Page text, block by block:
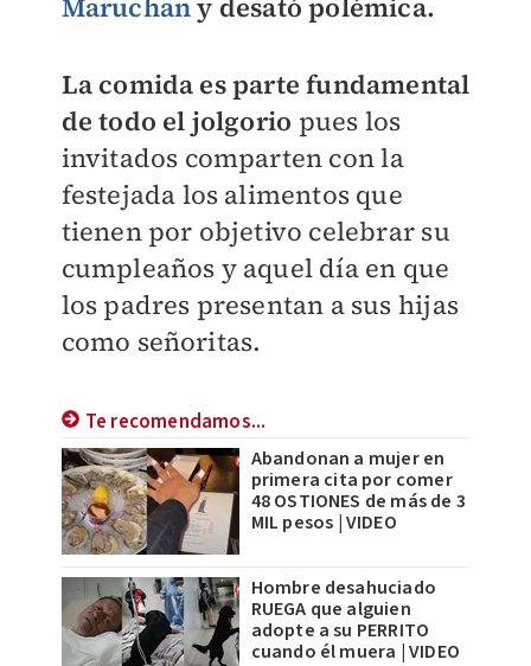
Maruchany desató polémica.
La comida es parte fundamental
de todo el jolgorio pues los
invitados comparten con la
festejada los alimentos que
tienen por objetivo celebrar su
cumpleaños y aquel día en que
los padres presentan a sus hijas
como señoritas.
Te recomendamos...
Abandonan a mujer en
primera cita por comer
48 OSTIONES de más de 3
MIL pesos | VIDEO
Hombre desahuciado
RUEGA que alguien
adopte a su PERRITO
cuando él muera | VIDEO